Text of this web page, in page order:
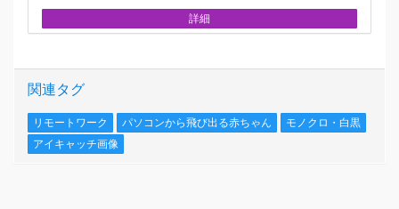
詳細
関連タグ
リモートワーク パソコンから飛び出る赤ちゃん
モノクロ・白黒
アイキャッチ画像